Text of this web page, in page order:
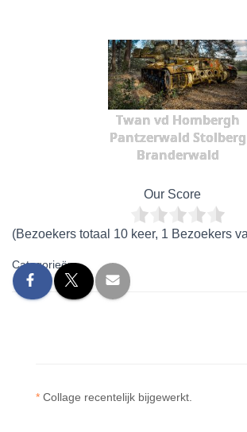
Twan vd Hombergh
Pantzerwald Stolberg
Branderwald
Our Score
(Bezoekers totaal 10 keer, 1 Bezoekers
Categorieën:
* Collage recentelijk bijgewerkt.